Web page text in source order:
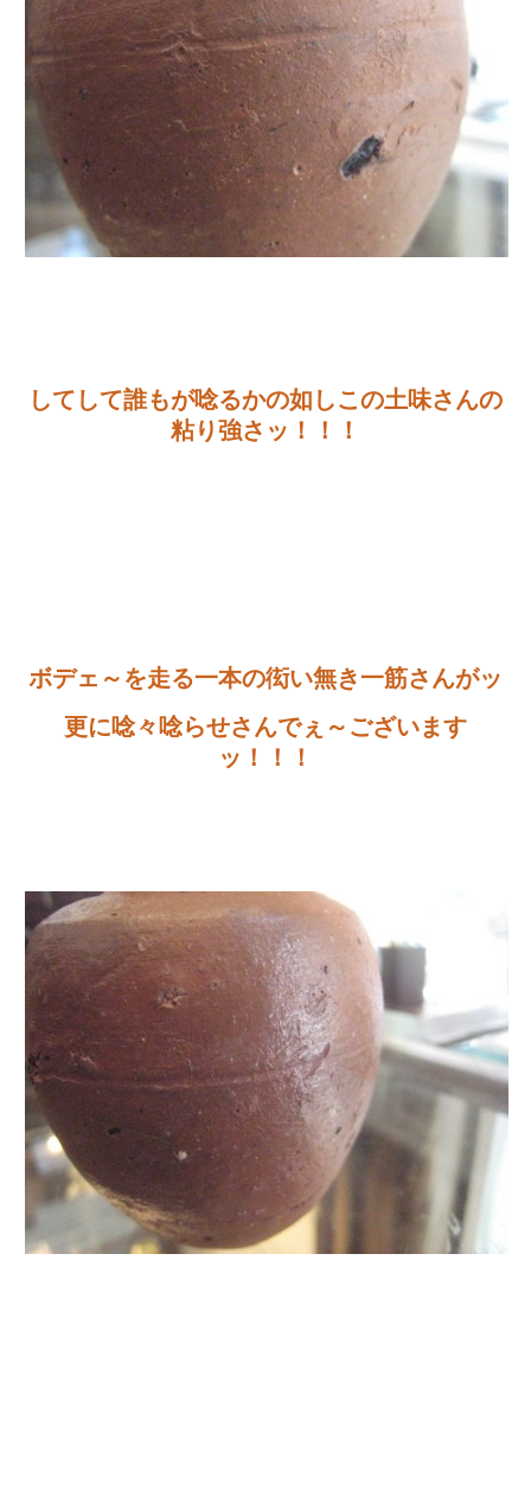
してして誰もが唸るかの如しこの土味さんの
粘り強さッ！！！
ボデェ～を走る一本の衒い無き一筋さんがッ
更に唸々唸らせさんでぇ～ございます
ッ！！！